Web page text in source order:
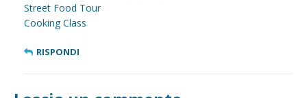
Street Food Tour
Cooking Class
RISPONDI